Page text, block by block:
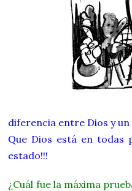
diferencia entre Dios y un
Que Dios está en todas
estado!!!
¿Cuál fue la máxima